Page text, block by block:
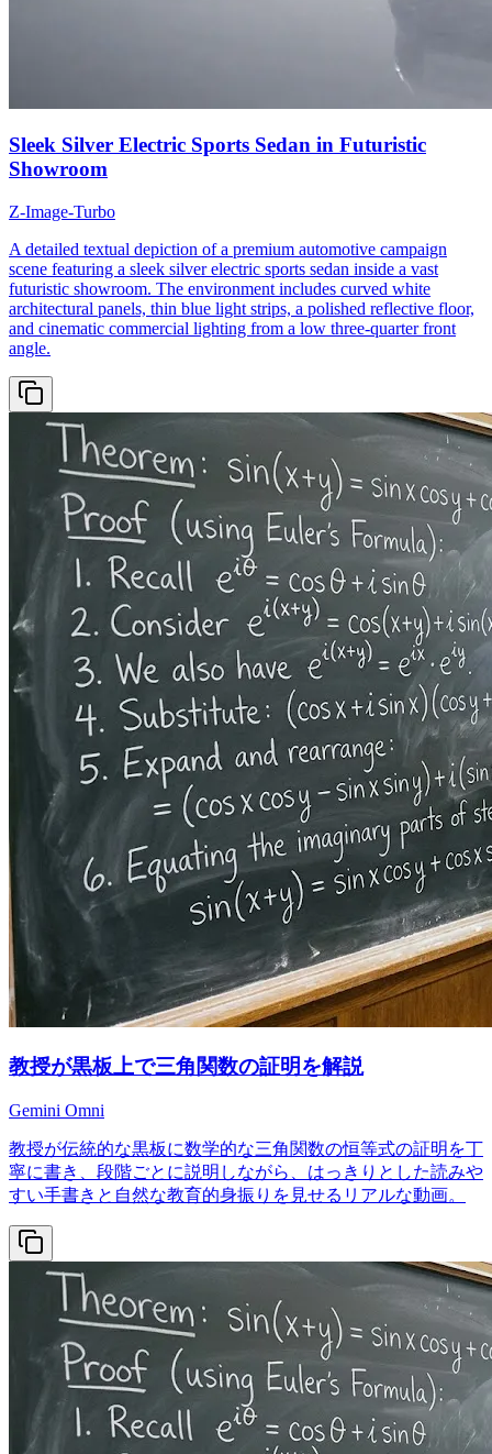
Sleek Silver Electric Sports Sedan in Futuristic
Showroom
Z-Image-Turbo
A detailed textual depiction of a premium automotive campaign
scene featuring a sleek silver electric sports sedan inside a vast
futuristic showroom. The environment includes curved white
architectural panels, thin blue light strips, a polished reflective floor,
and cinematic commercial lighting from a low three-quarter front
angle.
教授が黒板上で三角関数の証明を解説
Gemini Omni
教授が伝統的な黒板に数学的な三角関数の恒等式の証明を丁
寧に書き、段階ごとに説明しながら、はっきりとした読みや
すい手書きと自然な教育的身振りを見せるリアルな動画。